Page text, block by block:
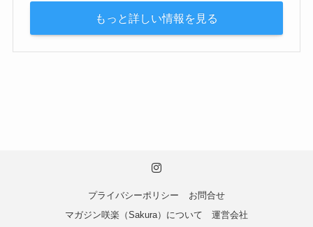
もっと詳しい情報を見る
プライバシーポリシー
お問合せ
マガジン咲楽（Sakura）について
運営会社